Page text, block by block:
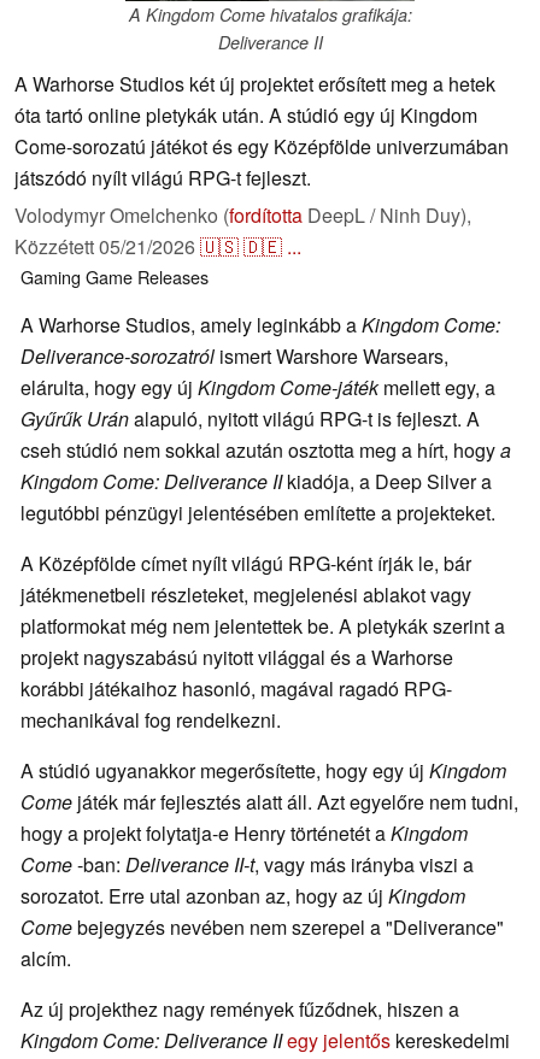
A Kingdom Come hivatalos grafikája:
Deliverance II
A Warhorse Studios két új projektet erősített meg a hetek
óta tartó online pletykák után. A stúdió egy új Kingdom
Come-sorozatú játékot és egy Középfölde univerzumában
játszódó nyílt világú RPG-t fejleszt.
Volodymyr Omelchenko (fordította DeepL / Ninh Duy),
Közzétett05/21/2026🇺🇸🇩🇪 ...
Gaming Game Releases
A Warhorse Studios, amely leginkább aKingdom Come:
Deliverance-sorozatról ismert Warshore Warsears,
elárulta, hogy egy új Kingdom Come-játékmellett egy, a
Gyűrűk Uránalapuló, nyitott világú RPG-t is fejleszt. A
cseh stúdió nem sokkal azután osztotta meg a hírt, hogya
Kingdom Come: Deliverance IIkiadója, a Deep Silver a
legutóbbi pénzügyi jelentésében említette a projekteket.
A Középfölde címet nyílt világú RPG-ként írják le, bár
játékmenetbeli részleteket, megjelenési ablakot vagy
platformokat még nem jelentettek be. A pletykák szerint a
projekt nagyszabású nyitott világgal és a Warhorse
korábbi játékaihoz hasonló, magával ragadó RPG-
mechanikával fog rendelkezni.
A stúdió ugyanakkor megerősítette, hogy egy új Kingdom
Come játék már fejlesztés alatt áll. Azt egyelőre nem tudni,
hogy a projekt folytatja-e Henry történetét aKingdom
Come-ban: Deliverance II-t, vagy más irányba viszi a
sorozatot. Erre utal azonban az, hogy az új Kingdom
Comebejegyzés nevében nem szerepel a "Deliverance"
alcím.
Az új projekthez nagy remények fűződnek, hiszen a
Kingdom Come: Deliverance IIegy jelentős kereskedelmi